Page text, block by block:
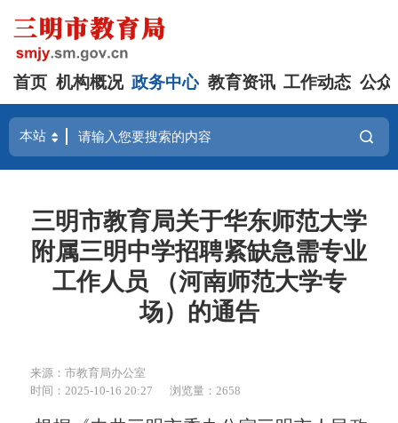
首页 机构概况 政务中心 教育资讯 工作动态 公众
三明市教育局关于华东师范大学
附属三明中学招聘紧缺急需专业
工作人员 （河南师范大学专
场）的通告
来源：市教育局办公室
时间：2025-10-16 20:27
浏览量：2658